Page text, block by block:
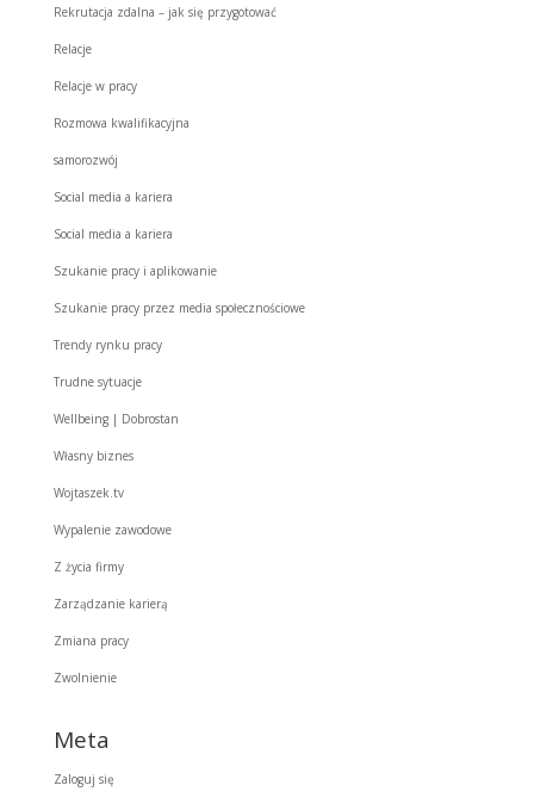
Rekrutacja zdalna – jak się przygotować
Relacje
Relacje w pracy
Rozmowa kwalifikacyjna
samorozwój
Social media a kariera
Social media a kariera
Szukanie pracy i aplikowanie
Szukanie pracy przez media społecznościowe
Trendy rynku pracy
Trudne sytuacje
Wellbeing | Dobrostan
Własny biznes
Wojtaszek.tv
Wypalenie zawodowe
Z życia firmy
Zarządzanie karierą
Zmiana pracy
Zwolnienie
Meta
Zaloguj się